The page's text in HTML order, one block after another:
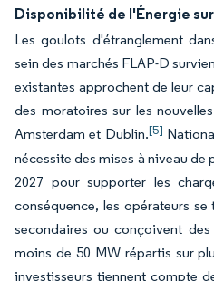
Disponibilité de l'Énergie sur
Les goulots d'étranglement
sein des marchés FLAP-D
existantes approchent de leur
des moratoires sur les
Amsterdam et Dublin.[5]
nécessite des mises à niveau
2027 pour supporter les
conséquence, les opérateurs
secondaires ou conçoivent
moins de 50 MW répartis sur
investisseurs tiennent compte